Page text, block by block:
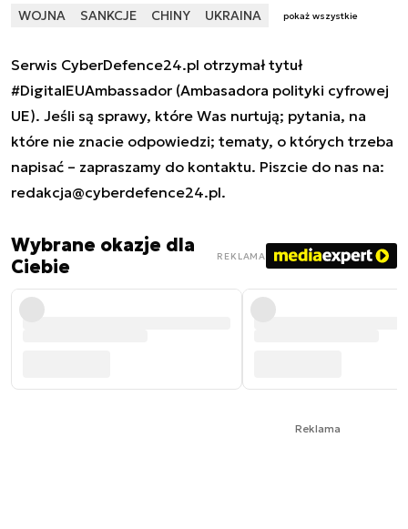
WOJNA SANKCJE CHINY UKRAINA pokaż wszystkie
Serwis CyberDefence24.pl otrzymał tytuł
#DigitalEUAmbassador (Ambasadora polityki cyfrowej
UE). Jeśli są sprawy, które Was nurtują; pytania, na
które nie znacie odpowiedzi; tematy, o których trzeba
napisać – zapraszamy do kontaktu. Piszcie do nas na:
redakcja@cyberdefence24.pl.
Wybrane okazje dla
Ciebie
REKLAMA
Reklama